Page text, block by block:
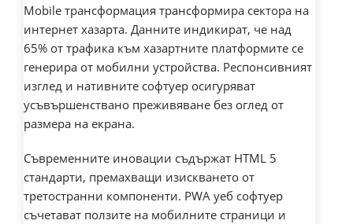
Mobile трансформация трансформира сектора на
интернет хазарта. Данните индикират, че над
65% от трафика към хазартните платформите се
генерира от мобилни устройства. Респонсивният
изглед и нативните софтуер осигуряват
усъвършенствано преживяване без оглед от
размера на екрана.
Съвременните иновации съдържат HTML 5
стандарти, премахващи изискването от
третостранни компоненти. PWA уеб софтуер
съчетават ползите на мобилните страници и